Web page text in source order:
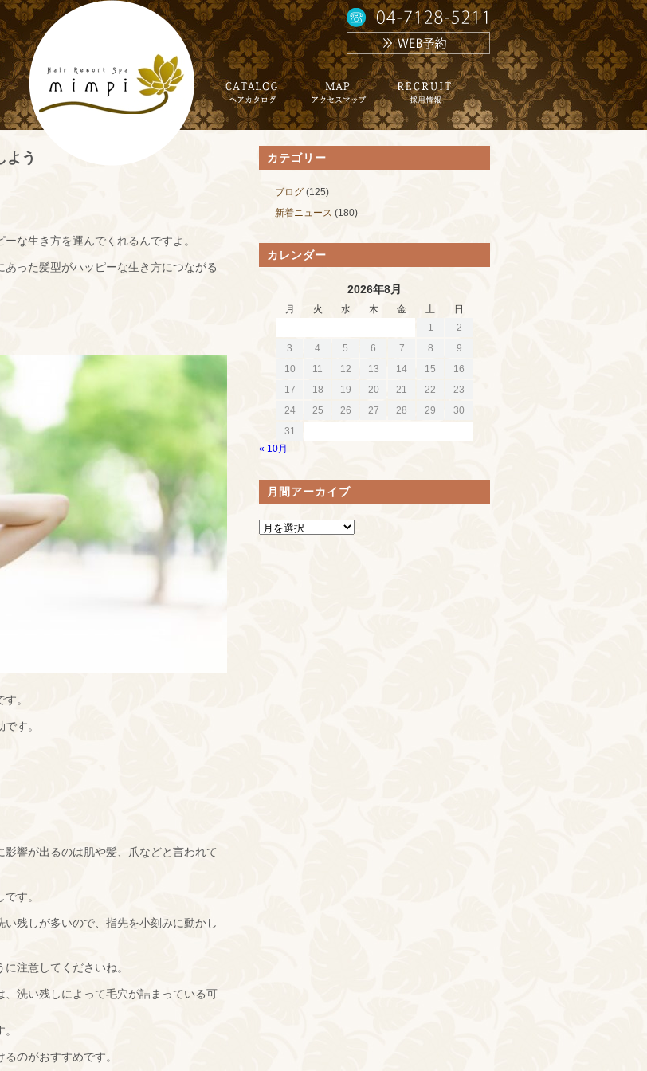
よう
な生き方を運んでくれるんですよ。
った髪型がハッピーな生き方につながる
。
す。
響が出るのは肌や髪、爪などと言われて
す。
残しが多いので、指先を小刻みに動かし
注意してくださいね。
、洗い残しによって毛穴が詰まっている可
のがおすすめです。
カテゴリー
ブログ (125)
新着ニュース (180)
カレンダー
2026年8月
月 火 水 木 金 土
日
1
2
3
4 5 6 7 8
9
10
11 12 13 14 15
16
17
18 19 20 21 22
23
24
25 26 27 28 29
30
31
« 10月
月間アーカイブ